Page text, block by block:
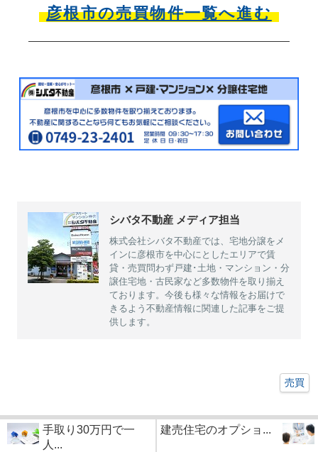
彦根市の売買物件一覧へ進む
シバタ不動産 メディア担当
株式会社シバタ不動産では、宅地分譲をメ
インに彦根市を中心にとしたエリアで賃
貸・売買問わず戸建･土地・マンション・分
譲住宅地・古民家など多数物件を取り揃え
ております。今後も様々な情報をお届けで
きるよう不動産情報に関連した記事をご提
供します。
売買
手取り30万円で一
人...
建売住宅のオプショ...